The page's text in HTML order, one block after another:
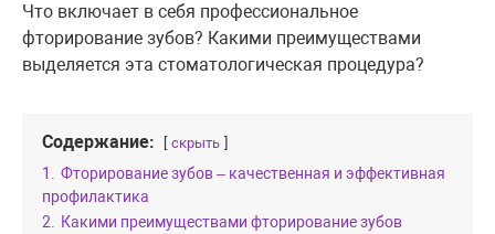
Что включает в себя профессиональное
фторирование зубов? Какими преимуществами
выделяется эта стоматологическая процедура?
Содержание: скрыть
1. Фторирование зубов – качественная и эффективная
профилактика
2. Какими преимуществами фторирование зубов